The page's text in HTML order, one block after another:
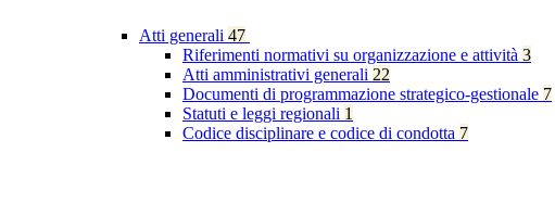
Atti generali 47
Riferimenti normativi su organizzazione e attività 3
Atti amministrativi generali 22
Documenti di programmazione strategico-gestionale 7
Statuti e leggi regionali 1
Codice disciplinare e codice di condotta 7